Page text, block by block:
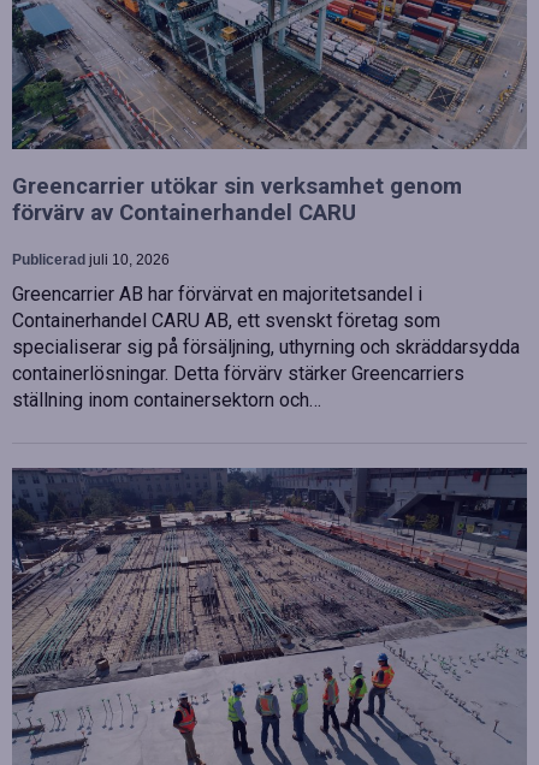
Greencarrier utökar sin verksamhet genom
förvärv av Containerhandel CARU
Publicerad juli 10, 2026
Greencarrier AB har förvärvat en majoritetsandel i
Containerhandel CARU AB, ett svenskt företag som
specialiserar sig på försäljning, uthyrning och skräddarsydda
containerlösningar. Detta förvärv stärker Greencarriers
ställning inom containersektorn och…